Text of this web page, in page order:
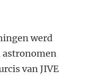
werd
astronomen
van JIVE